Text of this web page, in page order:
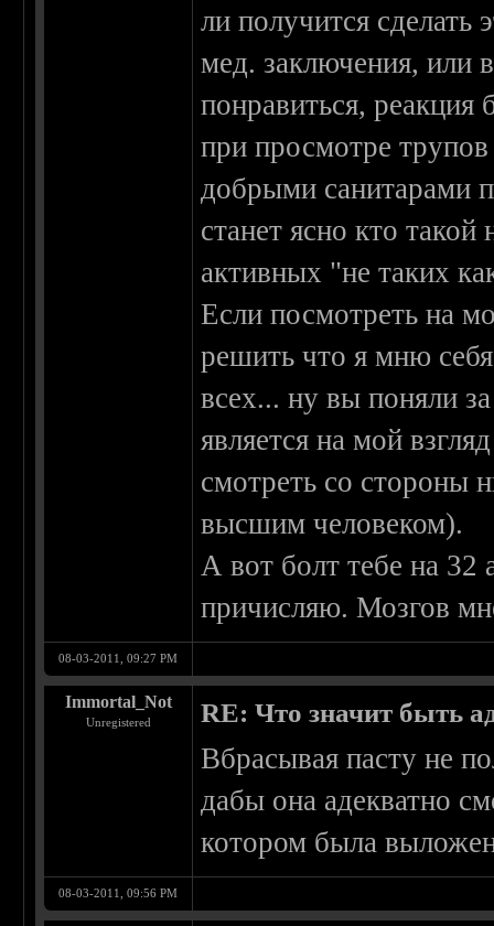
ли получится
мед. заключения, или
понравиться, реакция
при просмотре
добрыми санитарами
станет ясно кто
активных "не таких
Если посмотреть на
решить что я мню
всех... ну вы поняли
является на мой
смотреть со стороны
высшим человеком).
А вот болт тебе на
причисляю. Мозгов
08-03-2011, 09:27 PM
Immortal_Not
Unregistered RE: Что значит быть
Вбрасывая пасту не
дабы она адекватно
котором была
08-03-2011, 09:56 PM